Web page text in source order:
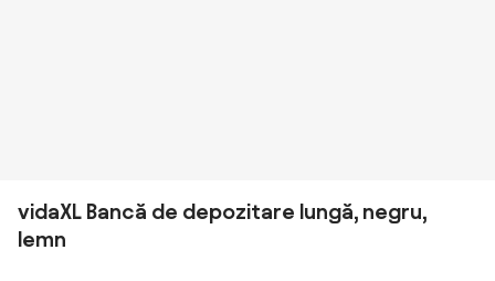
vidaXL Bancă de depozitare lungă, negru,
lemn